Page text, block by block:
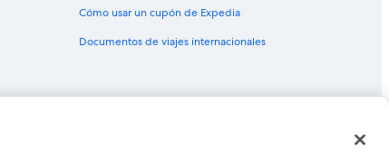
Cómo usar un cupón de Expedia
Documentos de viajes internacionales
comerciales de Expedia, Inc. CST# 2029030-50.